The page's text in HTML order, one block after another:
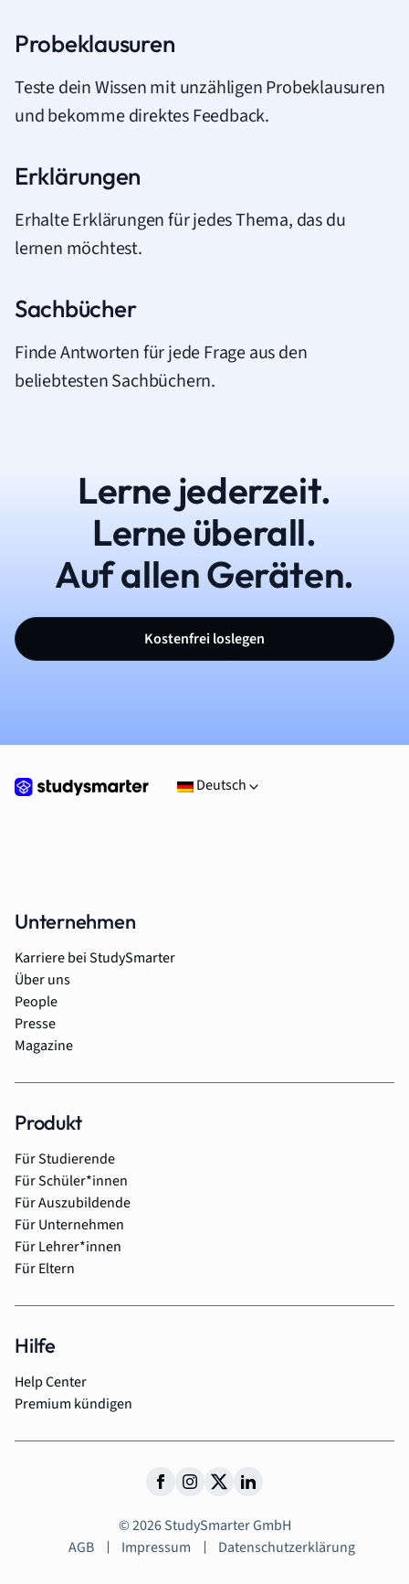
Probeklausuren
Teste dein Wissen mit unzähligen Probeklausuren
und bekomme direktes Feedback.
Erklärungen
Erhalte Erklärungen für jedes Thema, das du
lernen möchtest.
Sachbücher
Finde Antworten für jede Frage aus den
beliebtesten Sachbüchern.
Lerne jederzeit.
Lerne überall.
Auf allen Geräten.
Kostenfrei loslegen
Deutsch
Unternehmen
Karriere bei StudySmarter
Über uns
People
Presse
Magazine
Produkt
Für Studierende
Für Schüler*innen
Für Auszubildende
Für Unternehmen
Für Lehrer*innen
Für Eltern
Hilfe
Help Center
Premium kündigen
© 2026 StudySmarter GmbH
AGB
Impressum Datenschutzerklärung